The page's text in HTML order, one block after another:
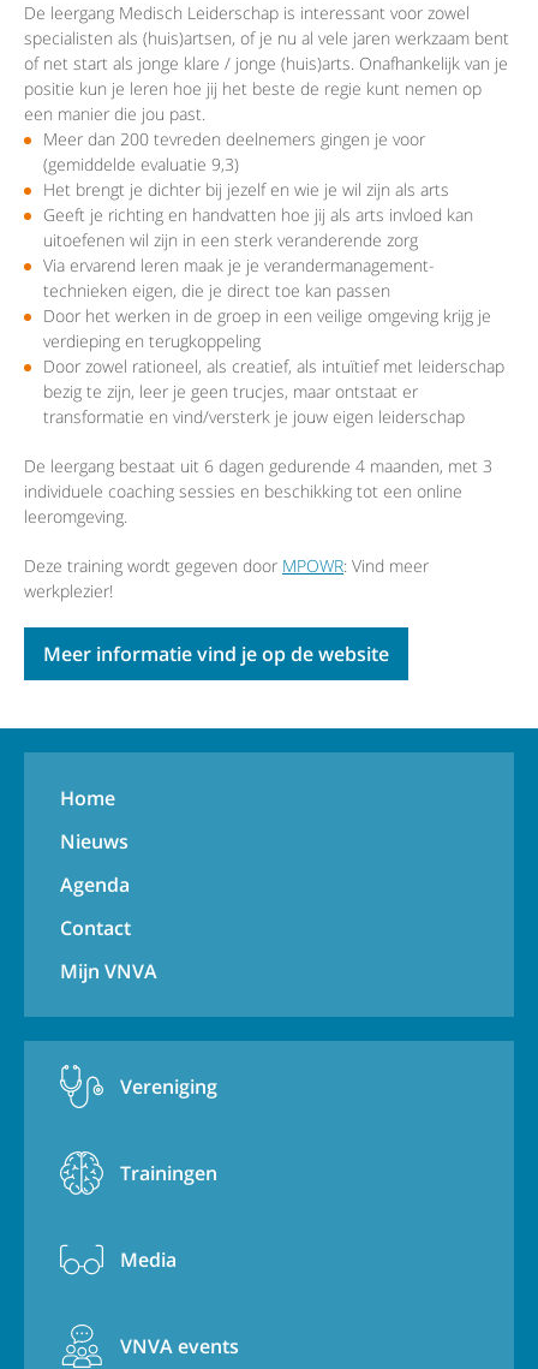
De leergang Medisch Leiderschap is interessant voor zowel
specialisten als (huis)artsen, of je nu al vele jaren werkzaam bent
of net start als jonge klare / jonge (huis)arts. Onafhankelijk van je
positie kun je leren hoe jij het beste de regie kunt nemen op
een manier die jou past.
Meer dan 200 tevreden deelnemers gingen je voor
(gemiddelde evaluatie 9,3)
Het brengt je dichter bij jezelf en wie je wil zijn als arts
Geeft je richting en handvatten hoe jij als arts invloed kan
uitoefenen wil zijn in een sterk veranderende zorg
Via ervarend leren maak je je verandermanagement-
technieken eigen, die je direct toe kan passen
Door het werken in de groep in een veilige omgeving krijg je
verdieping en terugkoppeling
Door zowel rationeel, als creatief, als intuïtief met leiderschap
bezig te zijn, leer je geen trucjes, maar ontstaat er
transformatie en vind/versterk je jouw eigen leiderschap
De leergang bestaat uit 6 dagen gedurende 4 maanden, met 3
individuele coaching sessies en beschikking tot een online
leeromgeving.
Deze training wordt gegeven door MPOWR: Vind meer
werkplezier!
Meer informatie vind je op de website
Home
Nieuws
Agenda
Contact
Mijn VNVA
Vereniging
Trainingen
Media
VNVA events